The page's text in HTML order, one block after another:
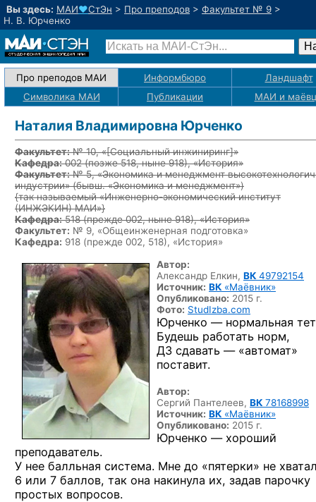
Вы здесь: МАИ♥СтЭн > Про преподов > Факультет № 9 >
Н. В. Юрченко
Про преподов МАИ Информбюро
Ландшафт
Символика МАИ
Публикации МАИ и
Наталия Владимировна Юрченко
Факультет:№ 10, «[Социальный инжиниринг]»
Кафедра:002(позже 518, ныне 918), «История»
Факультет:№ 5, «Экономика и менеджмент
индустрии» (бывш. «Экономика и менеджмент»)
{так называемый «Инженерно-экономический институт
(ИНЖЭКИН) МАИ»}
Кафедра:518(прежде 002, ныне 918), «История»
Факультет: № 9, «Общеинженерная подготовка»
Кафедра: 918 (прежде 002, 518), «История»
Автор:
Александр Елкин, ВК 49792154
Источник: ВК «Маёвник»
Опубликовано: 2015 г.
Фото: StudIzba.com
Юрченко — нормальная
Будешь работать норм,
ДЗ сдавать — «автомат»
поставит.
Автор:
Сергий Пантелеев, ВК 78168998
Источник: ВК «Маёвник»
Опубликовано: 2015 г.
Юрченко — хороший
преподаватель.
У нее балльная система. Мне до «пятерки» не
6 или 7 баллов, так она накинула их, задав парочку
простых вопросов.